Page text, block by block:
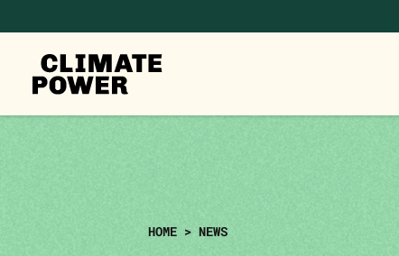
Skip to content
Skip to content
CLIMATE
POWER
HOME > NEWS